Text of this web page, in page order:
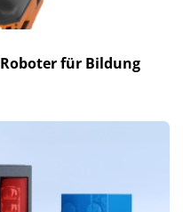
für Bildung